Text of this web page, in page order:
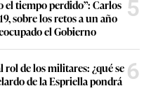
el tiempo perdido”: Carlos
sobre los retos a un año
el Gobierno
5
rol de los militares: ¿qué se
de la Espriella pondrá 6